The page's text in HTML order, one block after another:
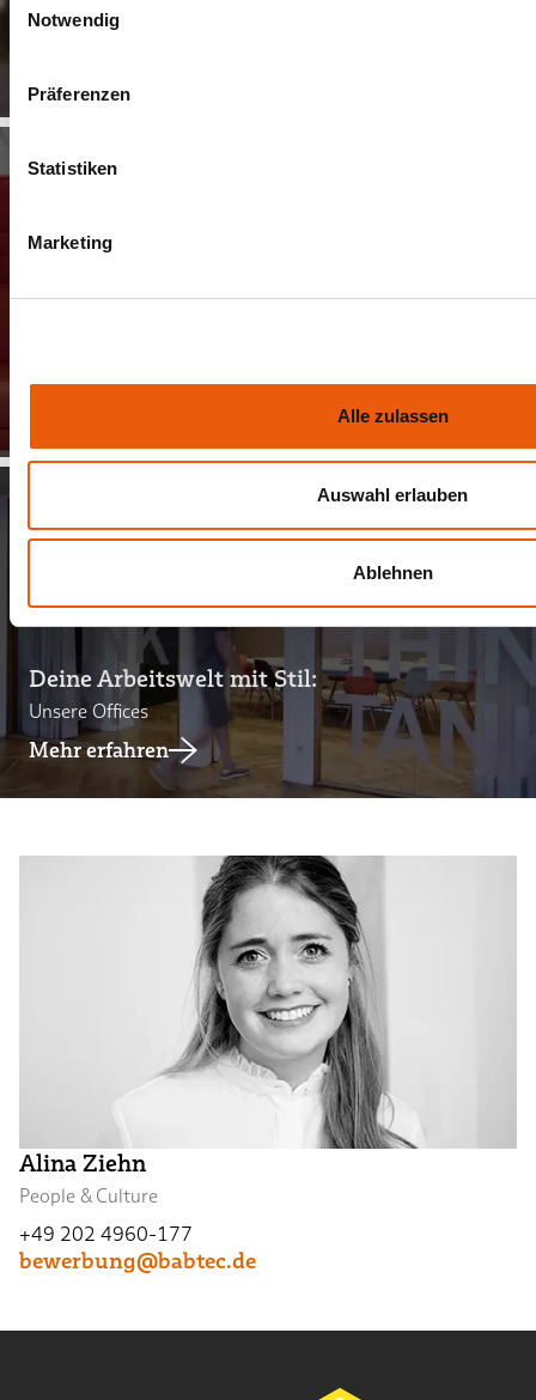
Notwendig
Präferenzen
Statistiken
Marketing
Alle zulassen
Auswahl erlauben
Ablehnen
Unsere Unternehmenskultur
Deine Arbeitswelt mit Stil:
Unsere Offices
Mehr erfahren
Alina Ziehn
People & Culture
+49 202 4960-177
bewerbung@babtec.de